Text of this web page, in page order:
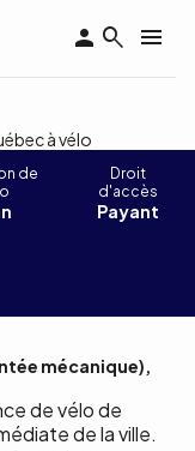
de
Droit
d'accès
Payant
mécanique)
de vélo de
de la ville.